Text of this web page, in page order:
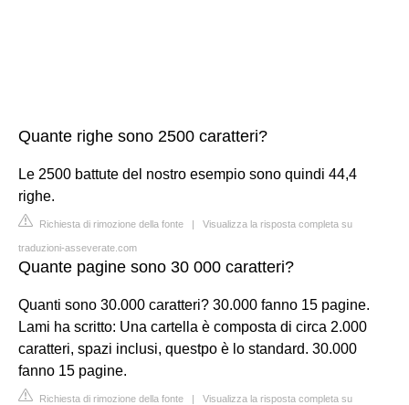
Quante righe sono 2500 caratteri?
Le 2500 battute del nostro esempio sono quindi 44,4
righe.
Richiesta di rimozione della fonte | Visualizza la risposta completa su
traduzioni-asseverate.com
Quante pagine sono 30 000 caratteri?
Quanti sono 30.000 caratteri? 30.000 fanno 15 pagine.
Lami ha scritto: Una cartella è composta di circa 2.000
caratteri, spazi inclusi, questpo è lo standard. 30.000
fanno 15 pagine.
Richiesta di rimozione della fonte | Visualizza la risposta completa su